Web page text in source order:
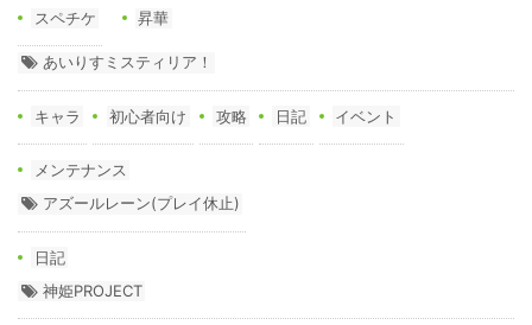
スペチケ 昇華
あいりすミスティリア！
キャラ 初心者向け 攻略 日記 イベント
メンテナンス
アズールレーン(プレイ休止)
日記
神姫PROJECT